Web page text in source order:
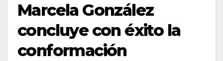
Marcela González
concluye con éxito la
conformación